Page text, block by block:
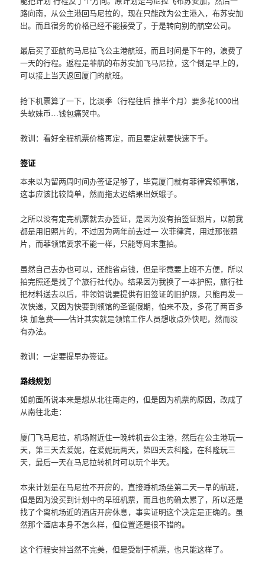
路向南，从公主港回马尼拉的，现在只能改为公主港入，布苏安加
出。而且宿务的价格已经不能接受了，于是转向别的航空公司。
最后买了亚航的马尼拉飞公主港航班，而且时间是下午的，浪费了
一天的行程。返程是菲航的布苏安加飞马尼拉，这个倒是早上的，
可以接上当天返回厦门的航班。
抢下机票算了一下，比淡季（行程往后 推半个月）要多花1000出
头软妹币…钱包痛哭中。
教训：看好全程机票价格再定，而且要定就要快速下手。
签证
本来以为留两周时间办签证足够了，毕竟厦门就有菲律宾领事馆，
这事应该比较简单，然而拖太迟结果出妖蛾子。
之所以没有定完机票就去办签证，是因为没有拍签证照片，以前我
都是用旧照片的，不过因为两年前去过一 次菲律宾，用过那张照
片，而菲领馆要求不能一样，只能等周末重拍。
虽然自己去办也可以，还能省点钱，但是毕竟要上班不方便，所以
拍完照还是找了个旅行社代办。结果因为我换了一本护照，旅行社
把材料送去以后，菲领馆说要提供有旧签证的旧护照，只能再发一
次快递，又因为快要到领馆的圣诞假期，怕来不及，多花了两百多
块 加急费——估计其实就是领馆工作人员想收点外快吧，然而没
有办法。
教训：一定要提早办签证。
路线规划
如前面所说本来是想从北往南走的，但是因为机票的原因，改成了
从南往北走：
厦门飞马尼拉，机场附近住一晚转机去公主港，然后在公主港玩一
天，第三天去爱妮，在爱妮玩两天，第四天去科隆，在科隆玩三
天，最后一天在马尼拉转机时可以玩个半天。
本来计划是在马尼拉不开房的，直接睡机场坐第二天一早的航班，
但是因为没买到计划中的早班机票，而且也的确太累了，所以还是
找了个离机场近的酒店开房休息，事实证明这个决定是正确的。虽
然那个酒店本身不怎么样，但位置还是很不错的。
这个行程安排当然不完美，但是受制于机票，也只能这样了。